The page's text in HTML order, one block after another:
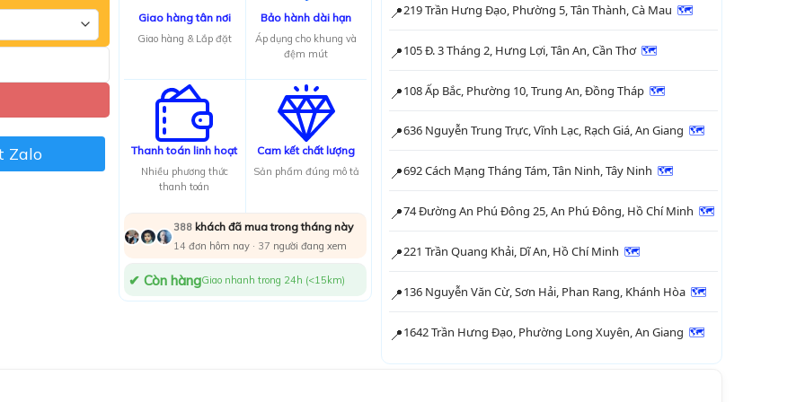
Zalo
Giao hàng tân nơi
Giao hàng & Lắp đặt
Bảo hành dài hạn
Áp dụng cho khung và
đệm mút
Thanh toán linh hoạt
Nhiều phương thức
thanh toán
Cam kết chất lượng
Sản phẩm đúng mô tả
388khách đã mua trong tháng này
14 đơn hôm nay · 38 người đang xem
✔ Còn hàngGiao nhanh trong 24h (<15km)
📍219 Trần Hưng Đạo, Phường 5, Tân Thành, Cà Mau 🗺
📍105 Đ. 3 Tháng 2, Hưng Lợi, Tân An, Cần Thơ 🗺
📍108 Ấp Bắc, Phường 10, Trung An, Đồng Tháp 🗺
📍636 Nguyễn Trung Trực, Vĩnh Lạc, Rạch Giá, An Giang 🗺
📍692 Cách Mạng Tháng Tám, Tân Ninh, Tây Ninh 🗺
📍74 Đường An Phú Đông 25, An Phú Đông, Hồ Chí Minh 🗺
📍221 Trần Quang Khải, Dĩ An, Hồ Chí Minh 🗺
📍136 Nguyễn Văn Cừ, Sơn Hải, Phan Rang, Khánh Hòa 🗺
📍1642 Trần Hưng Đạo, Phường Long Xuyên, An Giang 🗺